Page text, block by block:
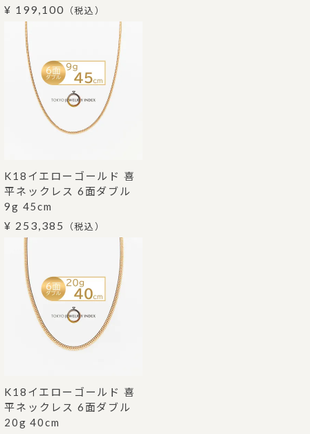
¥ 199,100 （税込）
K18イエローゴールド 喜
平ネックレス 6面ダブル
9g 45cm
¥ 253,385 （税込）
K18イエローゴールド 喜
平ネックレス 6面ダブル
20g 40cm